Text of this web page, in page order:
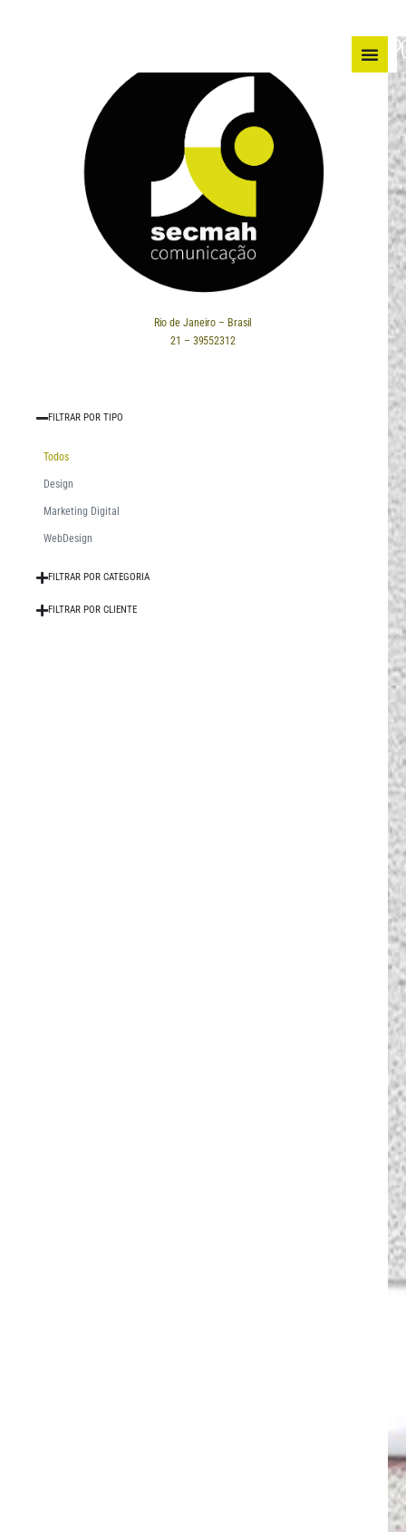
Rio de Janeiro – Brasil
21 – 39552312
FILTRAR POR TIPO
Design
Marketing Digital
WebDesign
Todos
FILTRAR POR CATEGORIA
FILTRAR POR CLIENTE